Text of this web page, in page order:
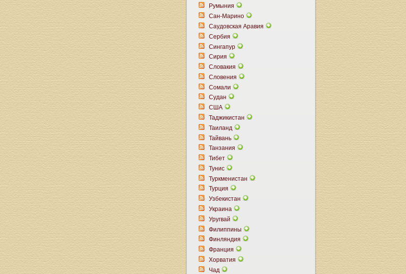
Румыния
Сан-Марино
Саудовская Аравия
Сербия
Сингапур
Сирия
Словакия
Словения
Сомали
Судан
США
Таджикистан
Таиланд
Тайвань
Танзания
Тибет
Тунис
Туркменистан
Турция
Узбекистан
Украина
Уругвай
Филиппины
Финляндия
Франция
Хорватия
Чад